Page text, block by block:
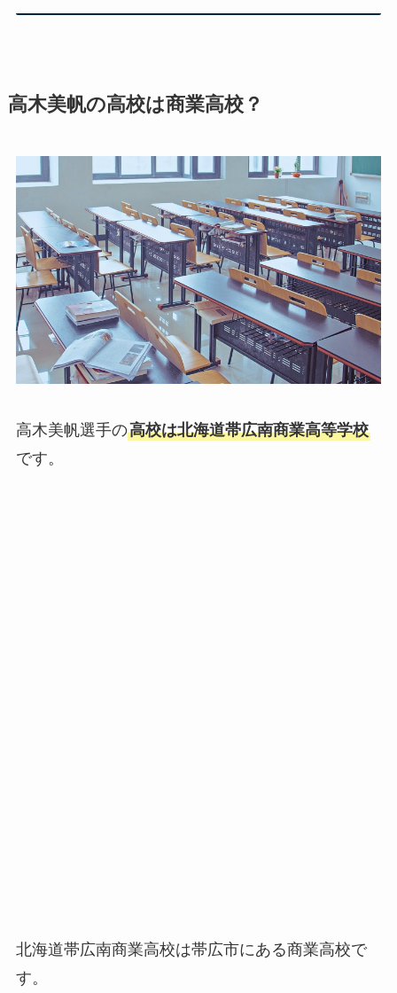
高木美帆の高校は商業高校？
高木美帆選手の高校は北海道帯広南商業高等学校
です。
北海道帯広南商業高校は帯広市にある商業高校で
す。